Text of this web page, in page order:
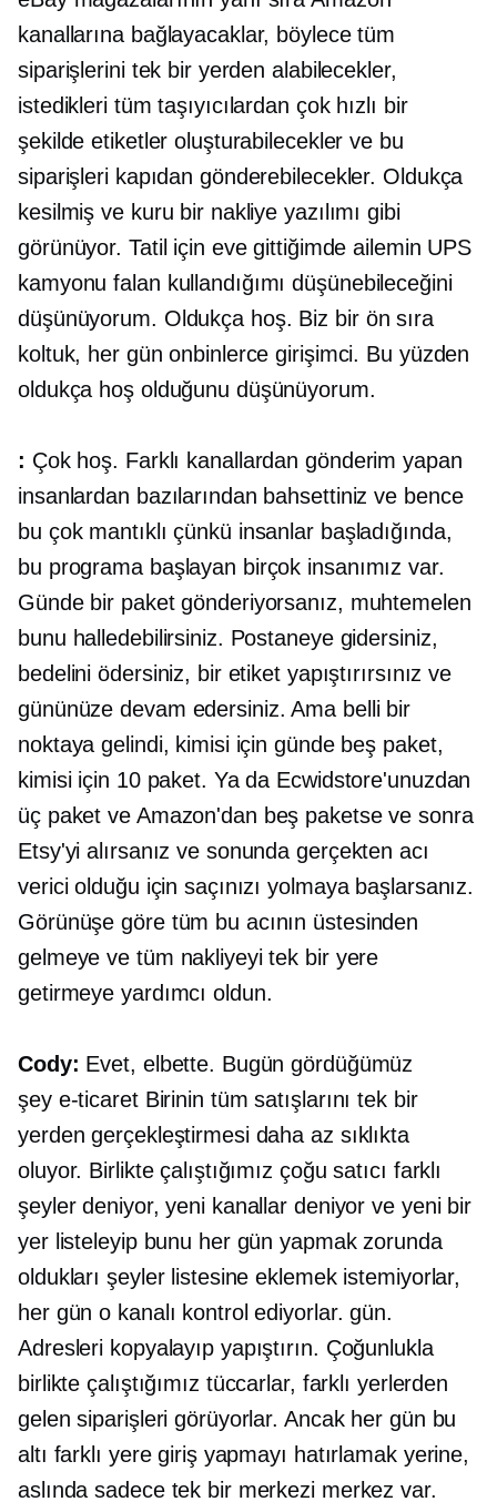
kanallarına bağlayacaklar, böylece tüm
siparişlerini tek bir yerden alabilecekler,
istedikleri tüm taşıyıcılardan çok hızlı bir
şekilde etiketler oluşturabilecekler ve bu
siparişleri kapıdan gönderebilecekler. Oldukça
kesilmiş ve kuru bir nakliye yazılımı gibi
görünüyor. Tatil için eve gittiğimde ailemin UPS
kamyonu falan kullandığımı düşünebileceğini
düşünüyorum. Oldukça hoş. Biz bir ön sıra
koltuk, her gün onbinlerce girişimci. Bu yüzden
oldukça hoş olduğunu düşünüyorum.
: Çok hoş. Farklı kanallardan gönderim yapan
insanlardan bazılarından bahsettiniz ve bence
bu çok mantıklı çünkü insanlar başladığında,
bu programa başlayan birçok insanımız var.
Günde bir paket gönderiyorsanız, muhtemelen
bunu halledebilirsiniz. Postaneye gidersiniz,
bedelini ödersiniz, bir etiket yapıştırırsınız ve
gününüze devam edersiniz. Ama belli bir
noktaya gelindi, kimisi için günde beş paket,
kimisi için 10 paket. Ya da Ecwidstore'unuzdan
üç paket ve Amazon'dan beş paketse ve sonra
Etsy'yi alırsanız ve sonunda gerçekten acı
verici olduğu için saçınızı yolmaya başlarsanız.
Görünüşe göre tüm bu acının üstesinden
gelmeye ve tüm nakliyeyi tek bir yere
getirmeye yardımcı oldun.
Cody: Evet, elbette. Bugün gördüğümüz
şey e-ticaretBirinin tüm satışlarını tek bir
yerden gerçekleştirmesi daha az sıklıkta
oluyor. Birlikte çalıştığımız çoğu satıcı farklı
şeyler deniyor, yeni kanallar deniyor ve yeni bir
yer listeleyip bunu her gün yapmak zorunda
oldukları şeyler listesine eklemek istemiyorlar,
her gün o kanalı kontrol ediyorlar. gün.
Adresleri kopyalayıp yapıştırın. Çoğunlukla
birlikte çalıştığımız tüccarlar, farklı yerlerden
gelen siparişleri görüyorlar. Ancak her gün bu
altı farklı yere giriş yapmayı hatırlamak yerine,
aslında sadece tek bir merkezi merkez var.